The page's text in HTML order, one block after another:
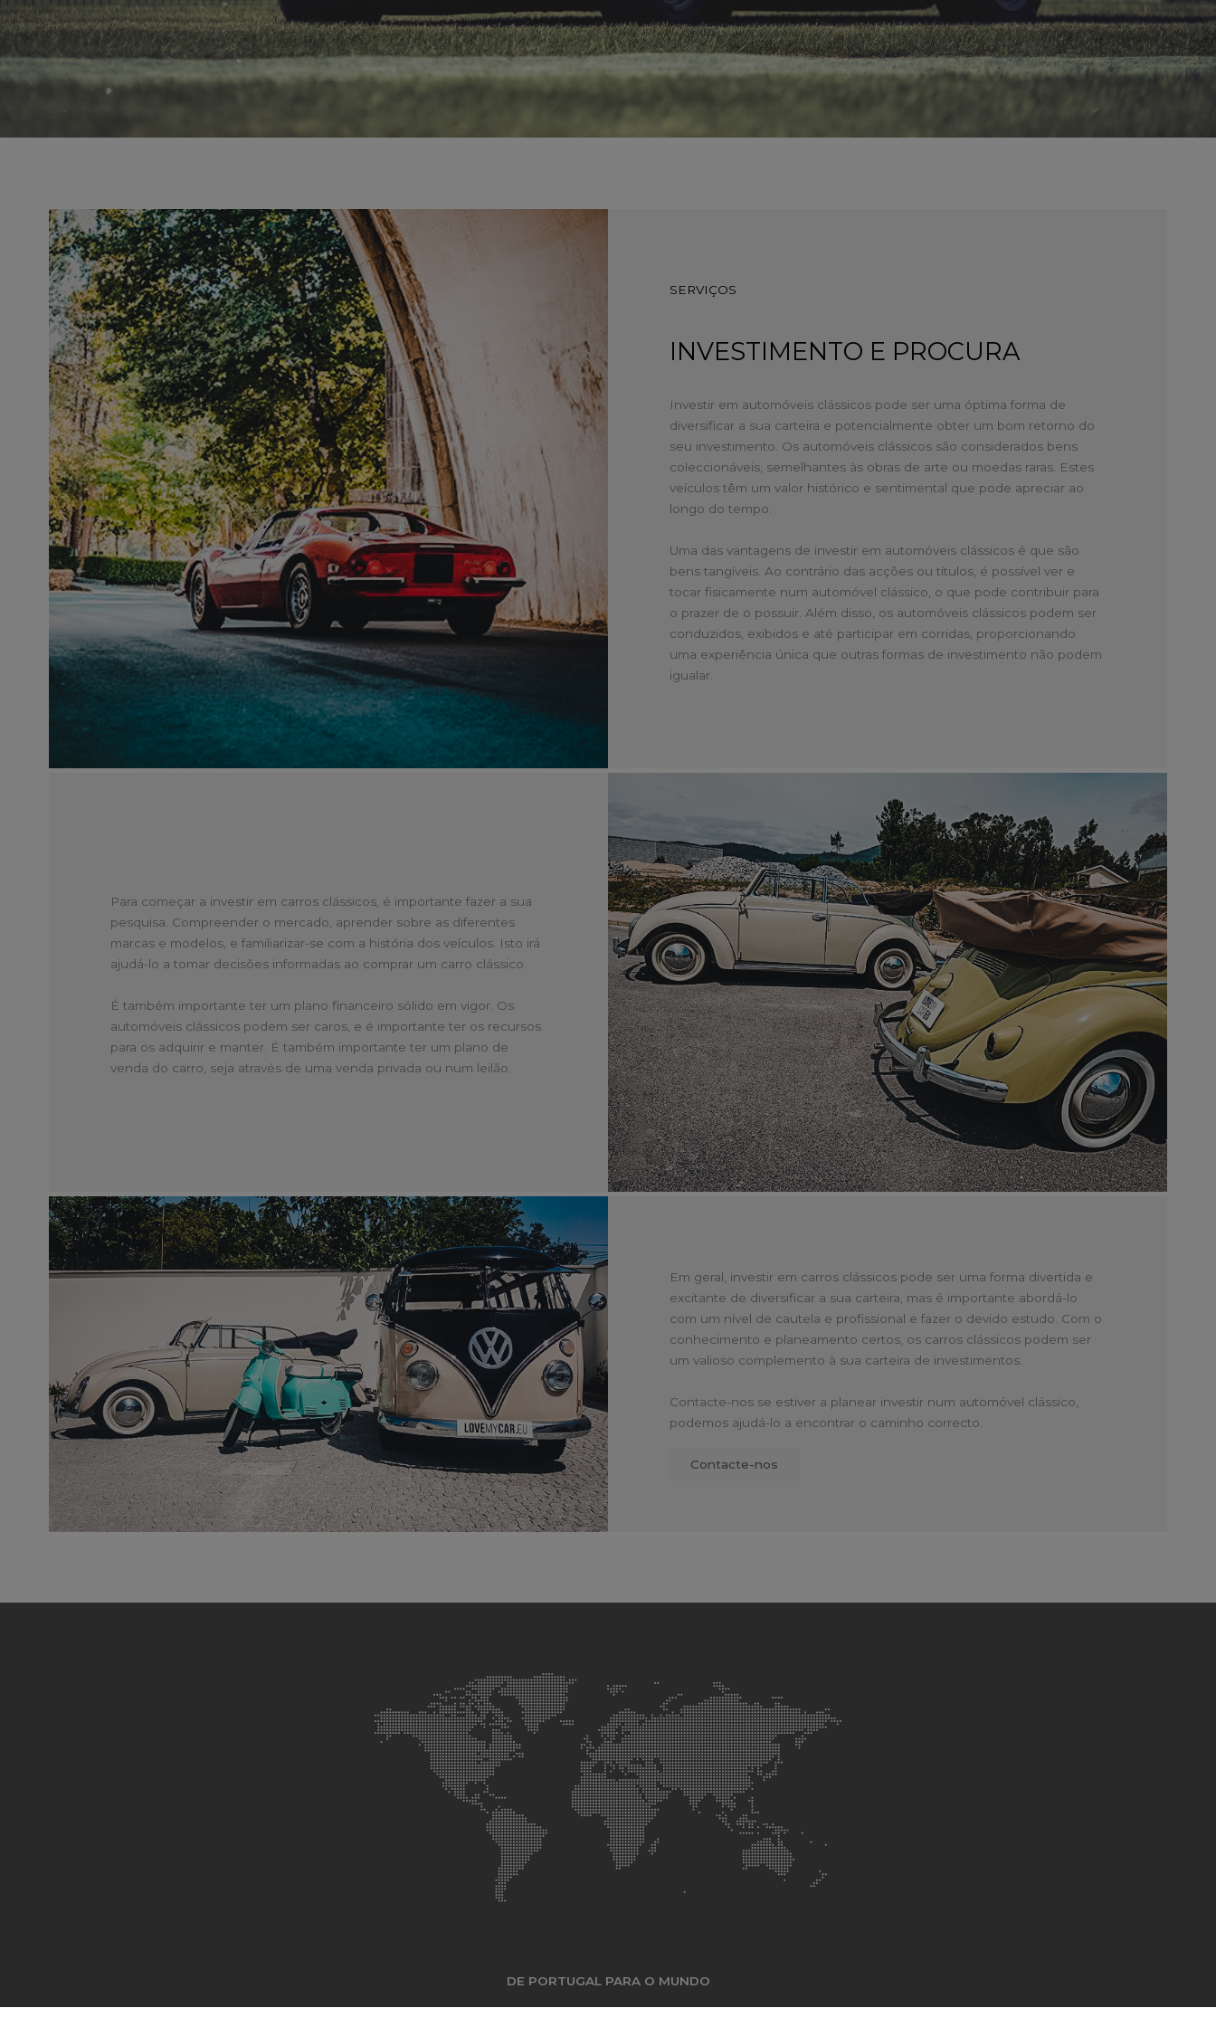
SERVIÇOS
INVESTIMENTO E PROCURA
Investir em automóveis clássicos pode ser uma óptima forma de
diversificar a sua carteira e potencialmente obter um bom retorno do
seu investimento. Os automóveis clássicos são considerados bens
coleccionáveis, semelhantes às obras de arte ou moedas raras. Estes
veículos têm um valor histórico e sentimental que pode apreciar ao
longo do tempo.
Uma das vantagens de investir em automóveis clássicos é que são
bens tangíveis. Ao contrário das acções ou títulos, é possível ver e
tocar fisicamente num automóvel clássico, o que pode contribuir para
o prazer de o possuir. Além disso, os automóveis clássicos podem ser
conduzidos, exibidos e até participar em corridas, proporcionando
uma experiência única que outras formas de investimento não podem
igualar.
Para começar a investir em carros clássicos, é importante fazer a sua
pesquisa. Compreender o mercado, aprender sobre as diferentes
marcas e modelos, e familiarizar-se com a história dos veículos. Isto irá
ajudá-lo a tomar decisões informadas ao comprar um carro clássico.
É também importante ter um plano financeiro sólido em vigor. Os
automóveis clássicos podem ser caros, e é importante ter os recursos
para os adquirir e manter. É também importante ter um plano de
venda do carro, seja através de uma venda privada ou num leilão.
Em geral, investir em carros clássicos pode ser uma forma divertida e
excitante de diversificar a sua carteira, mas é importante abordá-lo
com um nível de cautela e profissional e fazer o devido estudo. Com o
conhecimento e planeamento certos, os carros clássicos podem ser
um valioso complemento à sua carteira de investimentos.
Contacte-nos se estiver a planear investir num automóvel clássico,
podemos ajudá-lo a encontrar o caminho correcto.
Contacte-nos
DE PORTUGAL PARA O MUNDO